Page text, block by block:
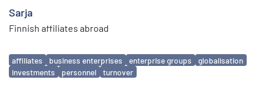
Sarja
Finnish affiliates abroad
Avainsanat
affiliates business enterprises enterprise groups
globalisation
investments
personnel turnover